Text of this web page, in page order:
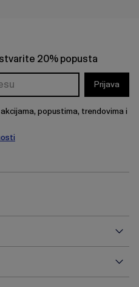
20% popusta
Prijava
popustima, trendovima i